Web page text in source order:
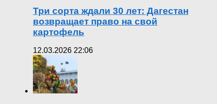
Три сорта ждали 30 лет: Дагестан
возвращает право на свой
картофель
12.03.2026 22:06